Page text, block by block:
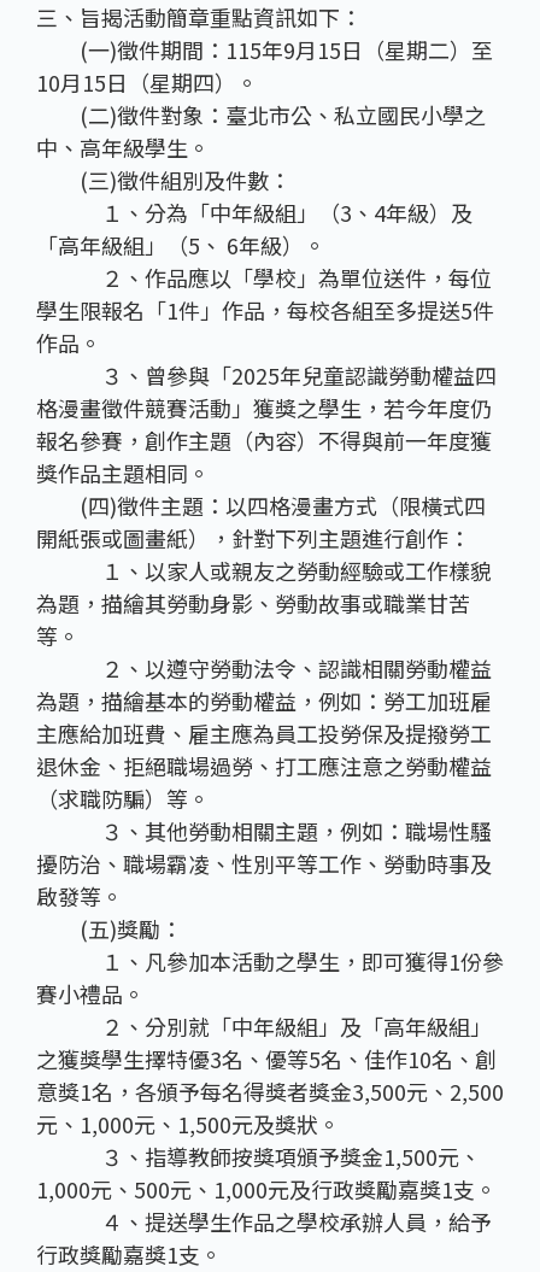
三、旨揭活動簡章重點資訊如下：
(一)徵件期間：115年9月15日（星期二）至
10月15日（星期四）。
(二)徵件對象：臺北市公、私立國民小學之
中、高年級學生。
(三)徵件組別及件數：
１、分為「中年級組」（3、4年級）及
「高年級組」（5、 6年級）。
２、作品應以「學校」為單位送件，每位
學生限報名「1件」作品，每校各組至多提送5件
作品。
３、曾參與「2025年兒童認識勞動權益四
格漫畫徵件競賽活動」獲獎之學生，若今年度仍
報名參賽，創作主題（內容）不得與前一年度獲
獎作品主題相同。
(四)徵件主題：以四格漫畫方式（限橫式四
開紙張或圖畫紙），針對下列主題進行創作：
１、以家人或親友之勞動經驗或工作樣貌
為題，描繪其勞動身影、勞動故事或職業甘苦
等。
２、以遵守勞動法令、認識相關勞動權益
為題，描繪基本的勞動權益，例如：勞工加班雇
主應給加班費、雇主應為員工投勞保及提撥勞工
退休金、拒絕職場過勞、打工應注意之勞動權益
（求職防騙）等。
３、其他勞動相關主題，例如：職場性騷
擾防治、職場霸凌、性別平等工作、勞動時事及
啟發等。
(五)獎勵：
１、凡參加本活動之學生，即可獲得1份參
賽小禮品。
２、分別就「中年級組」及「高年級組」
之獲獎學生擇特優3名、優等5名、佳作10名、創
意獎1名，各頒予每名得獎者獎金3,500元、2,500
元、1,000元、1,500元及獎狀。
３、指導教師按獎項頒予獎金1,500元、
1,000元、500元、1,000元及行政獎勵嘉獎1支。
４、提送學生作品之學校承辦人員，給予
行政獎勵嘉獎1支。